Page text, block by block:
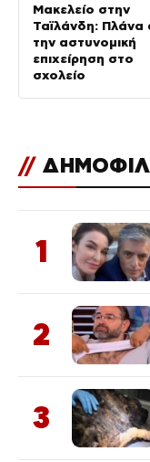
Μακελείο στην
Ταϊλάνδη: Πλάνα
την αστυνομική
επιχείρηση στο
σχολείο
//
1
2
3